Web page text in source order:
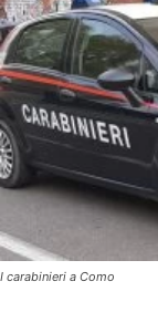
I carabinieri a Como